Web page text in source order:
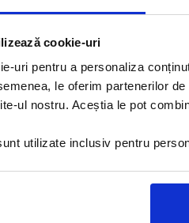
cookie-uri
uri pentru a personaliza
le oferim partenerilor
ul nostru. Aceștia le pot
utilizate inclusiv pentru
Bali
Hotelul
la 50 de